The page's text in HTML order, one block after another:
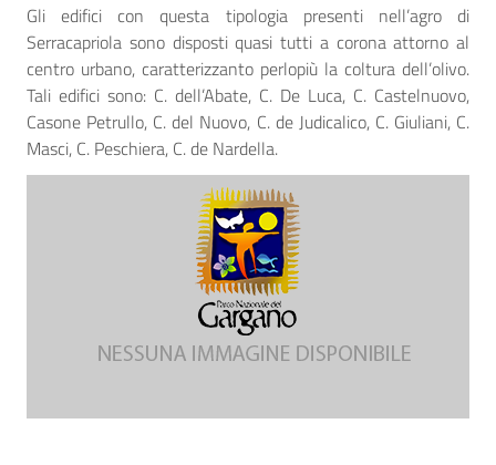
Gli edifici con questa tipologia presenti nell’agro di
Serracapriola sono disposti quasi tutti a corona attorno al
centro urbano, caratterizzanto perlopiù la coltura dell’olivo.
Tali edifici sono: C. dell’Abate, C. De Luca, C. Castelnuovo,
Casone Petrullo, C. del Nuovo, C. de Judicalico, C. Giuliani, C.
Masci, C. Peschiera, C. de Nardella.